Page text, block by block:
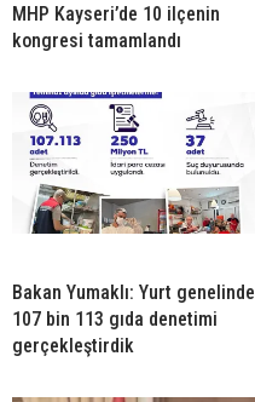
MHP Kayseri’de 10 ilçenin
kongresi tamamlandı
Bakan Yumaklı: Yurt genelinde
107 bin 113 gıda denetimi
gerçekleştirdik